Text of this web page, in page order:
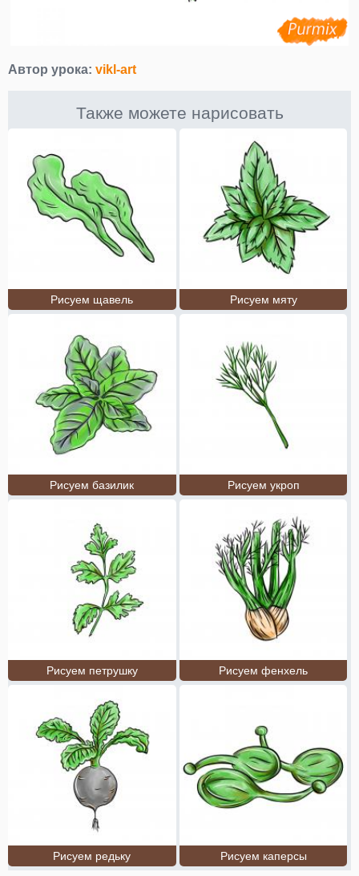
Автор урока: vikl-art
Также можете нарисовать
Рисуем щавель Рисуем мяту
Рисуем базилик Рисуем укроп
Рисуем петрушку Рисуем фенхель
Рисуем редьку Рисуем каперсы